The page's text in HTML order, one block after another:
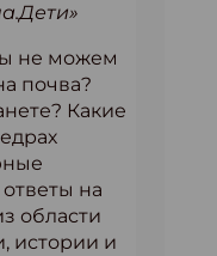
не можем
почва?
Какие
на
области
истории и